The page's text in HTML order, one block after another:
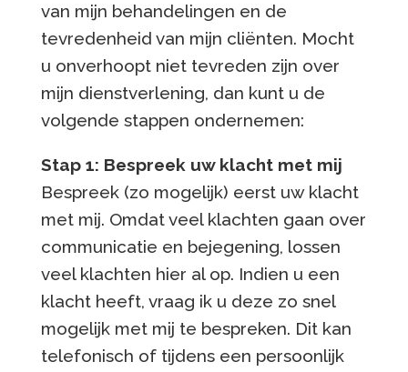
van mijn behandelingen en de
tevredenheid van mijn cliënten. Mocht
u onverhoopt niet tevreden zijn over
mijn dienstverlening, dan kunt u de
volgende stappen ondernemen:
Stap 1: Bespreek uw klacht met mij
Bespreek (zo mogelijk) eerst uw klacht
met mij. Omdat veel klachten gaan over
communicatie en bejegening, lossen
veel klachten hier al op. Indien u een
klacht heeft, vraag ik u deze zo snel
mogelijk met mij te bespreken. Dit kan
telefonisch of tijdens een persoonlijk